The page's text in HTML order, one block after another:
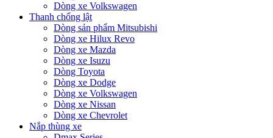
Dòng xe Volkswagen
Thanh chống lật
Dòng sản phẩm Mitsubishi
Dòng xe Hilux Revo
Dòng xe Mazda
Dòng xe Isuzu
Dòng Toyota
Dòng xe Dodge
Dòng xe Volkswagen
Dòng xe Nissan
Dòng xe Chevrolet
Nắp thùng xe